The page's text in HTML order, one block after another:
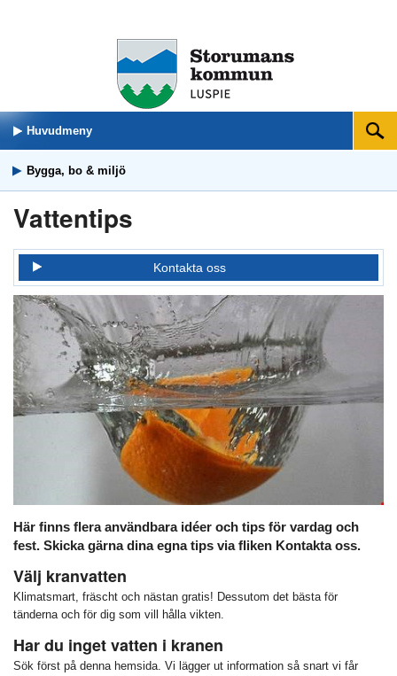
Huvudmeny Sök
Bygga, bo & miljö
Vattentips
Kontakta oss
Här finns flera användbara idéer och tips för vardag och
fest. Skicka gärna dina egna tips via fliken Kontakta oss.
Välj kranvatten
Klimatsmart, fräscht och nästan gratis! Dessutom det bästa för
tänderna och för dig som vill hålla vikten.
Har du inget vatten i kranen
Sök först på denna hemsida. Vi lägger ut information så snart vi får